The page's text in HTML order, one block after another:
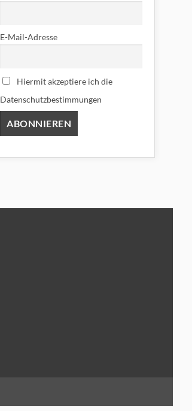
E-Mail-Adresse
Hiermit akzeptiere ich die
Datenschutzbestimmungen